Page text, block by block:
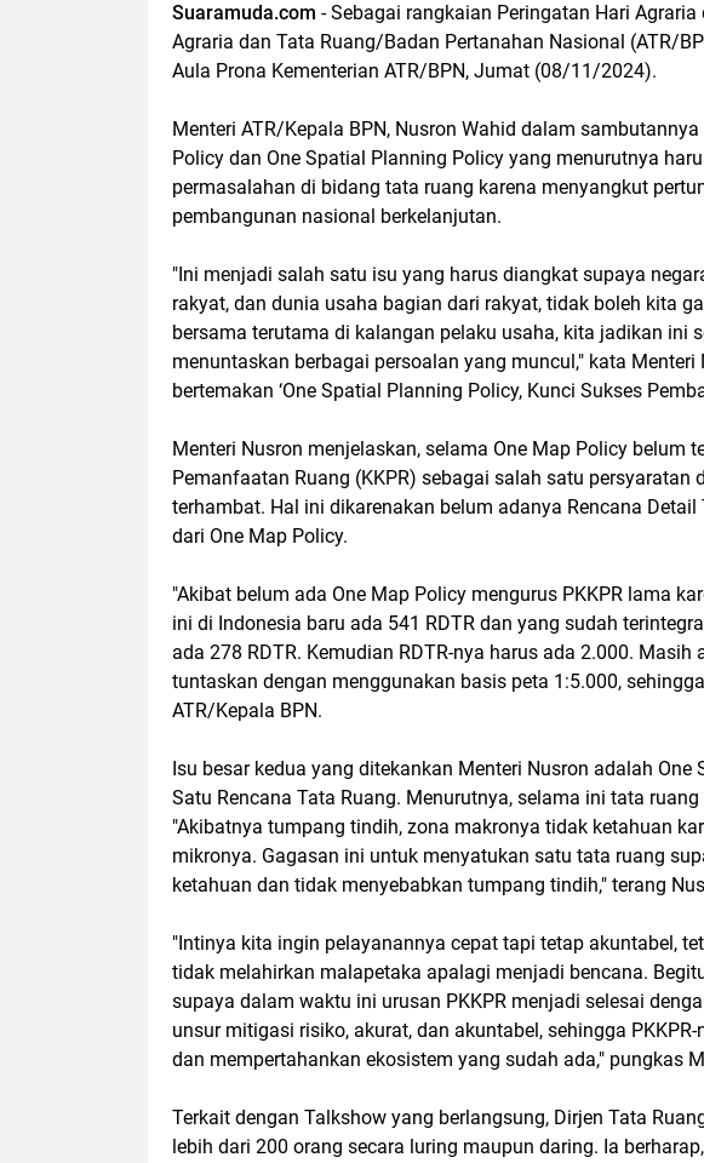
Suaramuda.com - Sebagai rangkaian Peringatan Hari
Agraria dan Tata Ruang/Badan Pertanahan Nasional (ATR/
Aula Prona Kementerian ATR/BPN, Jumat (08/11/2024).
Menteri ATR/Kepala BPN, Nusron Wahid dalam
Policy dan One Spatial Planning Policy yang menurutnya
permasalahan di bidang tata ruang karena menyangkut
pembangunan nasional berkelanjutan.
"Ini menjadi salah satu isu yang harus diangkat supaya
rakyat, dan dunia usaha bagian dari rakyat, tidak boleh kita
bersama terutama di kalangan pelaku usaha, kita jadikan ini
menuntaskan berbagai persoalan yang muncul," kata
bertemakan ‘One Spatial Planning Policy, Kunci Sukses
Menteri Nusron menjelaskan, selama One Map Policy belum
Pemanfaatan Ruang (KKPR) sebagai salah satu persyaratan
terhambat. Hal ini dikarenakan belum adanya Rencana
dari One Map Policy.
"Akibat belum ada One Map Policy mengurus PKKPR lama
ini di Indonesia baru ada 541 RDTR dan yang sudah
ada 278 RDTR. Kemudian RDTR-nya harus ada 2.000.
tuntaskan dengan menggunakan basis peta 1:5.000,
ATR/Kepala BPN.
Isu besar kedua yang ditekankan Menteri Nusron adalah
Satu Rencana Tata Ruang. Menurutnya, selama ini tata
"Akibatnya tumpang tindih, zona makronya tidak ketahuan
mikronya. Gagasan ini untuk menyatukan satu tata ruang
ketahuan dan tidak menyebabkan tumpang tindih," terang
"Intinya kita ingin pelayanannya cepat tapi tetap akuntabel,
tidak melahirkan malapetaka apalagi menjadi bencana.
supaya dalam waktu ini urusan PKKPR menjadi selesai
unsur mitigasi risiko, akurat, dan akuntabel, sehingga
dan mempertahankan ekosistem yang sudah ada," pungkas
Terkait dengan Talkshow yang berlangsung, Dirjen Tata
lebih dari 200 orang secara luring maupun daring. Ia